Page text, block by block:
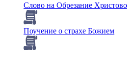
Слово на Обрезание Христово
Поучение о страхе Божием